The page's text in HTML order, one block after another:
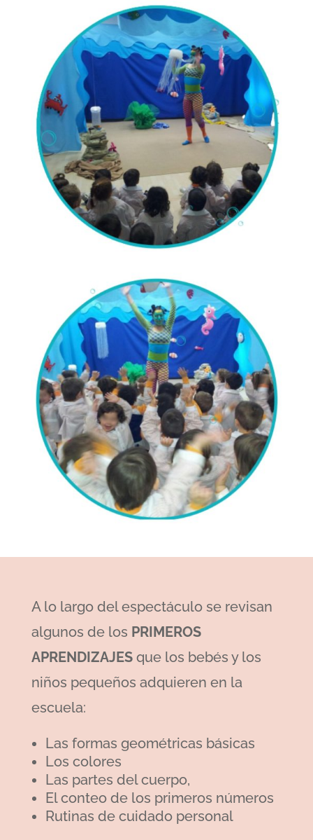
A lo largo del espectáculo se revisan
algunos de los PRIMEROS
APRENDIZAJESque los bebés y los
niños pequeños adquieren en la
escuela:
Las formas geométricas básicas
Los colores
Las partes del cuerpo,
El conteo de los primeros números
Rutinas de cuidado personal